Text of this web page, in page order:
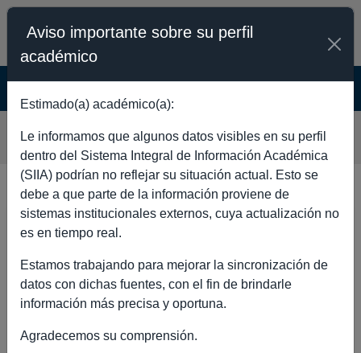
ACADÉMICA - PÚBLICO
TADEO PABLO STEIN
Aviso importante sobre su perfil
académico
Estimado(a) académico(a):
Le informamos que algunos datos visibles en su perfil
dentro del Sistema Integral de Información Académica
(SIIA) podrían no reflejar su situación actual. Esto se
debe a que parte de la información proviene de
sistemas institucionales externos, cuya actualización no
es en tiempo real.
Estamos trabajando para mejorar la sincronización de
datos con dichas fuentes, con el fin de brindarle
información más precisa y oportuna.
Agradecemos su comprensión.